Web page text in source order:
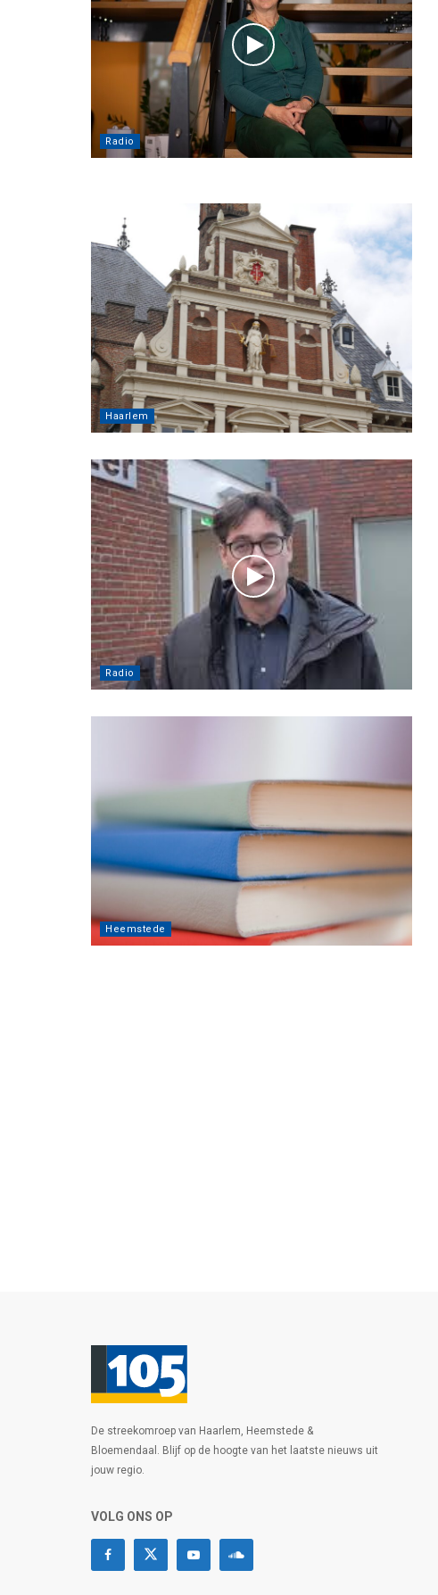
Radio
Haarlem
Radio
Heemstede
De streekomroep van Haarlem, Heemstede &
Bloemendaal. Blijf op de hoogte van het laatste nieuws uit
jouw regio.
VOLG ONS OP